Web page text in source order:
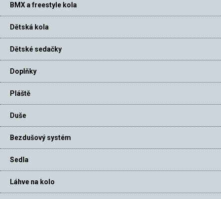
BMX a freestyle kola
Dětská kola
Dětské sedačky
Doplňky
Pláště
Duše
Bezdušový systém
Sedla
Láhve na kolo